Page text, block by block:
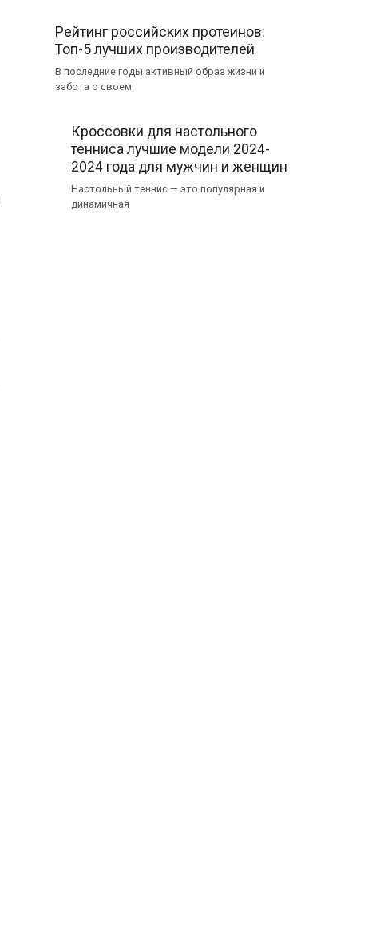
Рейтинг российских протеинов:
Топ-5 лучших производителей
В последние годы активный образ жизни и
забота о своем
Кроссовки для настольного
тенниса лучшие модели 2024-
2024 года для мужчин и женщин
Настольный теннис — это популярная и
динамичная